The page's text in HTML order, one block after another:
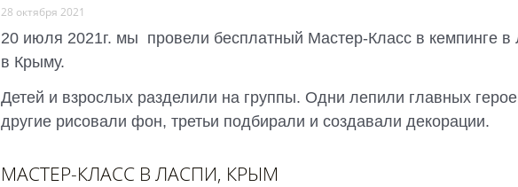
28 октября 2021
20 июля 2021г. мы провели бесплатный Мастер-Класс в кемпинге в
в Крыму.
Детей и взрослых разделили на группы. Одни лепили главных
другие рисовали фон, третьи подбирали и создавали декорации.
МАСТЕР-КЛАСС В ЛАСПИ, КРЫМ